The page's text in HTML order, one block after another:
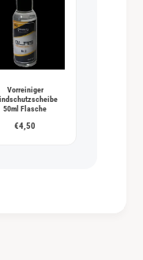
Vorreiniger
50ml Flasche
€4,50